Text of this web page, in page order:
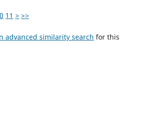
11 > >>
advanced similarity search for this